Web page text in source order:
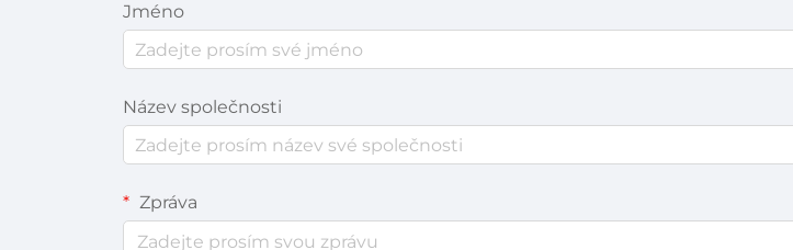
Jméno
Název společnosti
Zpráva